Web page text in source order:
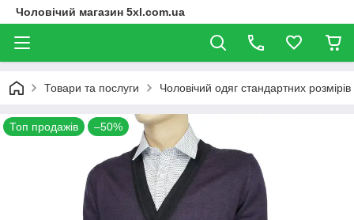
Чоловічий магазин 5xl.com.ua
Товари та послуги Чоловічий одяг стандартних розмірів
Топ продажів –50%